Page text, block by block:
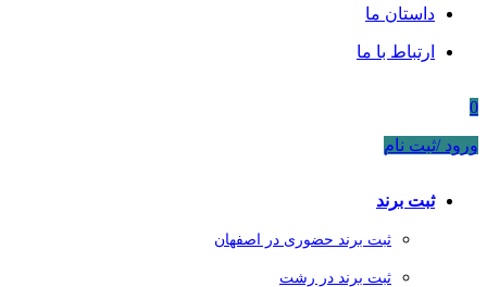
داستان ما
ارتباط با ما
0
ورود /ثبت نام
ثبت برند
ثبت برند حضوری در اصفهان
ثبت برند در رشت